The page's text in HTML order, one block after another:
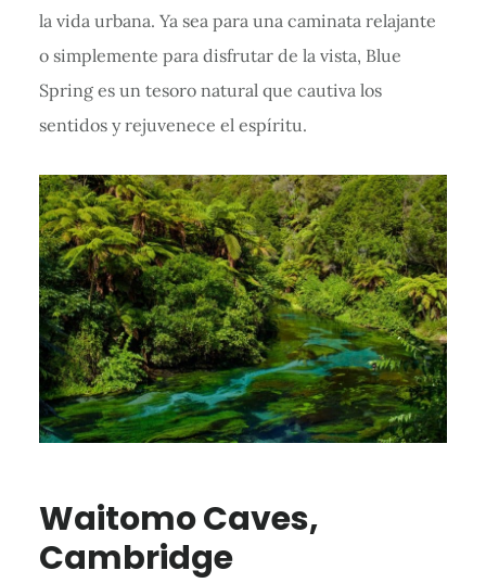
la vida urbana. Ya sea para una caminata relajante
o simplemente para disfrutar de la vista, Blue
Spring es un tesoro natural que cautiva los
sentidos y rejuvenece el espíritu.
Waitomo Caves,
Cambridge